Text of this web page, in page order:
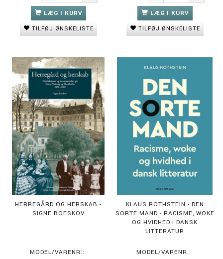
LÆG I KURV
TILFØJ ØNSKELISTE
LÆG I KURV
TILFØJ ØNSKELISTE
HERREGÅRD OG HERSKAB -
SIGNE BOESKOV
MODEL/VARENR.:
KLAUS ROTHSTEIN - DEN
SORTE MAND - RACISME, WOKE
OG HVIDHED I DANSK
LITTERATUR
MODEL/VARENR.: